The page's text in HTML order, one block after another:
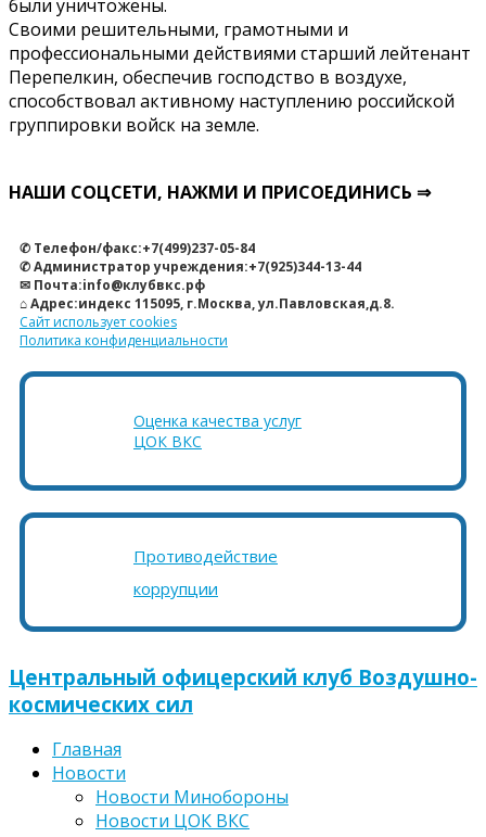
были уничтожены.
Своими решительными, грамотными и
профессиональными действиями старший лейтенант
Перепелкин, обеспечив господство в воздухе,
способствовал активному наступлению российской
группировки войск на земле.
НАШИ СОЦСЕТИ, НАЖМИ И ПРИСОЕДИНИСЬ ⇒
✆ Телефон/факс:+7(499)237-05-84
✆ Администратор учреждения:+7(925)344-13-44
✉ Почта:info@клубвкс.рф
⌂ Адрес:индекс 115095, г.Москва, ул.Павловская,д.8.
Сайт использует cookies
Политика конфиденциальности
Оценка качества услуг
ЦОК ВКС
Противодействие
коррупции
Центральный офицерский клуб Воздушно-
космических сил
Главная
Новости
Новости Минобороны
Новости ЦОК ВКС